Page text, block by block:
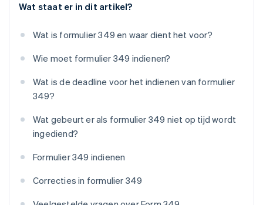
Wat staat er in dit artikel?
Wat is formulier 349 en waar dient het voor?
Wie moet formulier 349 indienen?
Wat is de deadline voor het indienen van formulier
349?
Wat gebeurt er als formulier 349 niet op tijd wordt
ingediend?
Formulier 349 indienen
Correcties in formulier 349